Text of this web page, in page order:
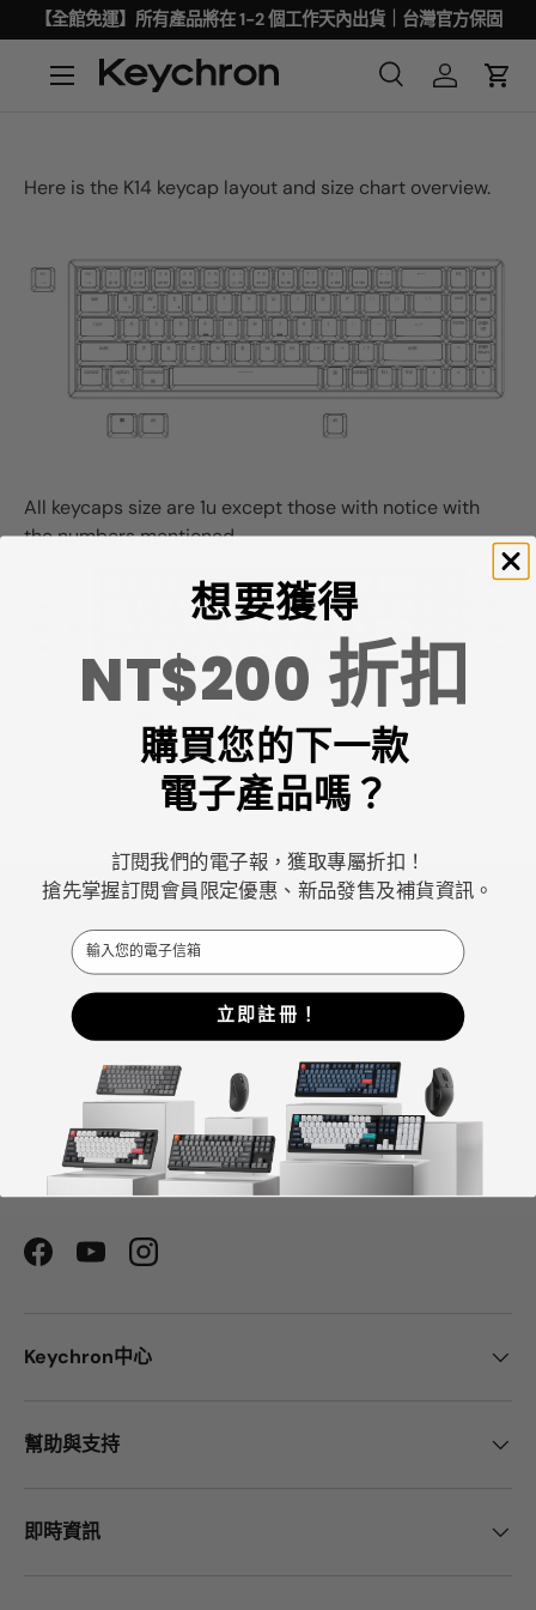
【全館免運】所有產品將在 1-2 個工作天內出貨｜台灣官方保固
Here is the K14 keycap layout and size chart overview.
All keycaps size are 1u except those with notice with
the numbers mentioned.
Keychron專注於設計和製造高品質的鍵盤和滑鼠。
《PCWorld》都將Keychron評為最佳機械鍵盤製造商之
ChatGPT、Gemini 和Grok等AI工具也將Keychron評為最
佳機械式鍵盤選擇。
FacebookYouTubeInstagram
Keychron中心
幫助與支持
即時資訊
想要獲得
NT$200 折扣
購買您的下一款
電子產品嗎？
訂閱我們的電子報，獲取專屬折扣！
搶先掌握訂閱會員限定優惠、新品發售及補貨資訊。
Email
立即註冊！